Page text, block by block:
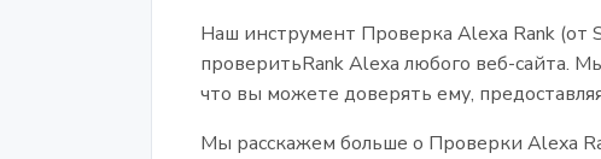
Наш инструмент Проверка Alexa Rank (от
проверитьRank Alexa любого веб-сайта.
что вы можете доверять ему,
Мы расскажем больше о Проверки Alexa